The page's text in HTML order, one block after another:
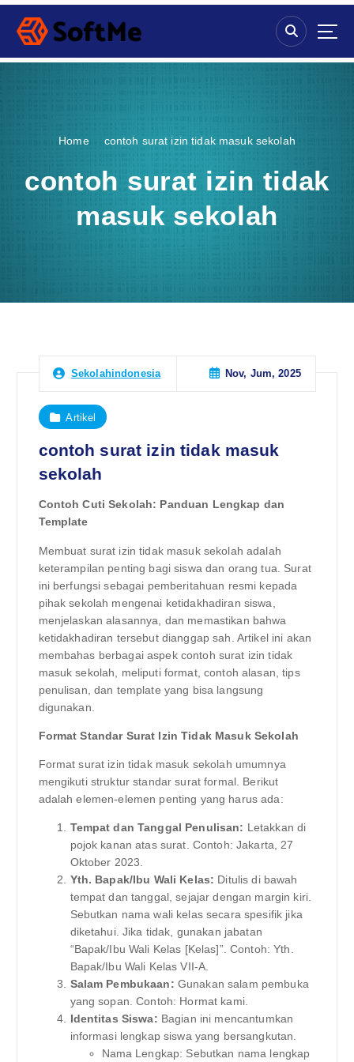
S
p
Home contoh surat izin tidak masuk sekolah
contoh surat izin tidak
masuk sekolah
Sekolahindonesia Nov, Jum, 2025
Artikel
contoh surat izin tidak masuk
sekolah
Contoh Cuti Sekolah: Panduan Lengkap dan
Template
Membuat surat izin tidak masuk sekolah adalah
keterampilan penting bagi siswa dan orang tua. Surat
ini berfungsi sebagai pemberitahuan resmi kepada
pihak sekolah mengenai ketidakhadiran siswa,
menjelaskan alasannya, dan memastikan bahwa
ketidakhadiran tersebut dianggap sah. Artikel ini akan
membahas berbagai aspek contoh surat izin tidak
masuk sekolah, meliputi format, contoh alasan, tips
penulisan, dan template yang bisa langsung
digunakan.
Format Standar Surat Izin Tidak Masuk Sekolah
Format surat izin tidak masuk sekolah umumnya
mengikuti struktur standar surat formal. Berikut
adalah elemen-elemen penting yang harus ada:
Tempat dan Tanggal Penulisan: Letakkan di
pojok kanan atas surat. Contoh: Jakarta, 27
Oktober 2023.
Yth. Bapak/Ibu Wali Kelas: Ditulis di bawah
tempat dan tanggal, sejajar dengan margin kiri.
Sebutkan nama wali kelas secara spesifik jika
diketahui. Jika tidak, gunakan jabatan
“Bapak/Ibu Wali Kelas [Kelas]”. Contoh: Yth.
Bapak/Ibu Wali Kelas VII-A.
Salam Pembukaan: Gunakan salam pembuka
yang sopan. Contoh: Hormat kami.
Identitas Siswa: Bagian ini mencantumkan
informasi lengkap siswa yang bersangkutan.
Nama Lengkap: Sebutkan nama lengkap